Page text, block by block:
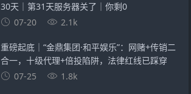
30天｜第31天服务器关了｜你剩0
07-20
2.1k
重磅起底｜“金鼎集团·和平娱乐”：网赌+传销二
合一，十级代理+倍投陷阱，法律红线已踩穿
07-25
1.8k